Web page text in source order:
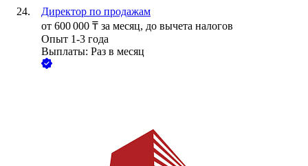
Директор по продажам
от 600 000 ₸ за месяц, до вычета налогов
Опыт 1-3 года
Выплаты: Раз в месяц